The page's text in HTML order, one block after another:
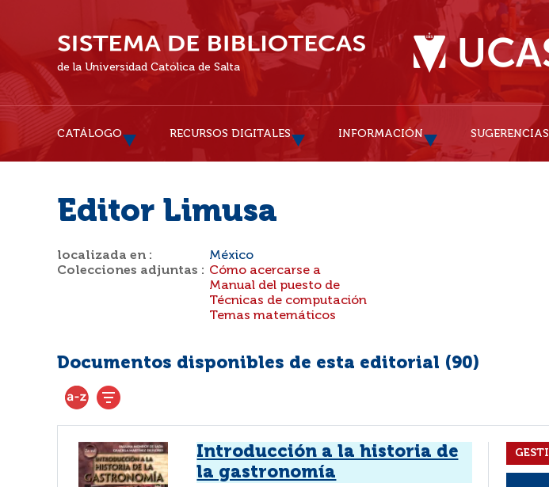
de la Universidad Católica de Salta
CATÁLOGO RECURSOS DIGITALES INFORMACIÓN SUGERENCIAS
Editor Limusa
localizada en :
México
Colecciones adjuntas : Cómo acercarse a
Manual del puesto de
Técnicas de computación
Temas matemáticos
Documentos disponibles de esta editorial (90)
Introducción a la historia de
la gastronomía